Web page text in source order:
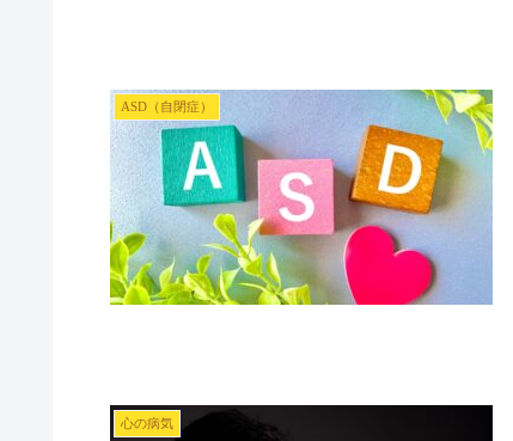
ASD（自閉症）
心の病気